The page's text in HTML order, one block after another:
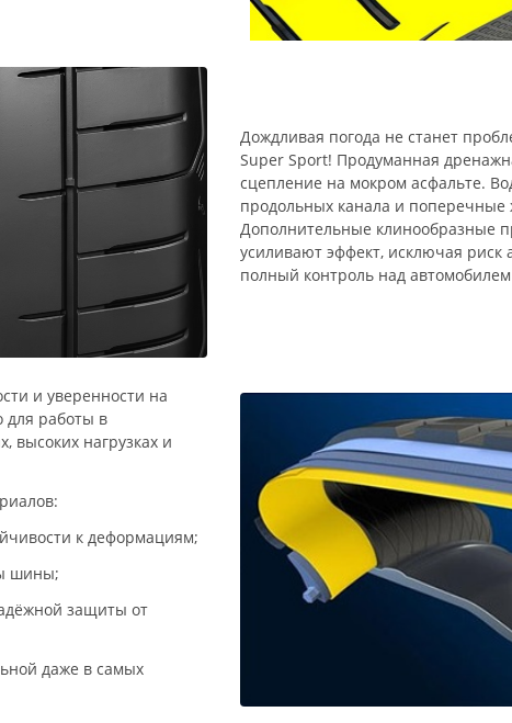
Дождливая погода не станет
Super Sport! Продуманная
сцепление на мокром асфальте.
продольных канала и поперечные
Дополнительные клинообразные
усиливают эффект, исключая риск
полный контроль над
и уверенности на
для работы в
высоких нагрузках и
к деформациям;
шины;
защиты от
даже в самых